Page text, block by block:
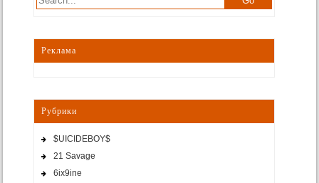
Реклама
Рубрики
$UICIDEBOY$
21 Savage
6ix9ine